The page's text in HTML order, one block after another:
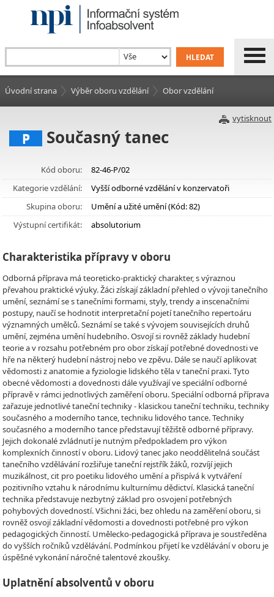
Úvodní strana Výběr oboru vzdělání Obor vzdělání
vytisknout
P Současný tanec
Kód oboru:
82-46-P/02
Kategorie vzdělání:
Vyšší odborné vzdělání v konzervatoři
Skupina oboru:
Umění a užité umění (Kód: 82)
Výstupní certifikát:
absolutorium
Charakteristika přípravy v oboru
Odborná příprava má teoreticko-praktický charakter, s výraznou
převahou praktické výuky. Žáci získají základní přehled o vývoji tanečního
umění, seznámí se s tanečními formami, styly, trendy a inscenačními
postupy, naučí se hodnotit interpretační pojetí tanečního repertoáru
významných umělců. Seznámí se také s vývojem souvisejících druhů
umění, zejména umění hudebního. Osvojí si rovněž základy hudební
teorie a v rozsahu potřebném pro obor získají potřebné dovednosti ve
hře na některý hudební nástroj nebo ve zpěvu. Dále se naučí aplikovat
vědomosti z anatomie a fyziologie lidského těla v taneční praxi. Tyto
obecné vědomosti a dovednosti dále využívají ve speciální odborné
přípravě v rámci jednotlivých zaměření oboru. Speciální odborná příprava
zařazuje jednotlivé taneční techniky - klasickou taneční techniku, techniky
současného a moderního tance, techniku lidového tance. Techniky
současného a moderního tance představují těžiště odborné přípravy.
Jejich dokonalé zvládnutí je nutným předpokladem pro výkon
komplexních činností v oboru. Lidový tanec jako neoddělitelná součást
tanečního vzdělávání rozšiřuje taneční rejstřík žáků, rozvíjí jejich
muzikálnost, cit pro poetiku lidového umění a přispívá k vytváření
pozitivního vztahu k národnímu kulturnímu dědictví. Klasická taneční
technika představuje nezbytný základ pro osvojení potřebných
pohybových dovedností. Všichni žáci, bez ohledu na zaměření oboru, si
rovněž osvojí základní vědomosti a dovednosti potřebné pro výkon
pedagogických činností. Umělecko-pedagogická příprava je soustředěna
do vyšších ročníků vzdělávání. Podmínkou přijetí ke vzdělávání v oboru je
úspěšné vykonání náročné talentové zkoušky.
Uplatnění absolventů v oboru